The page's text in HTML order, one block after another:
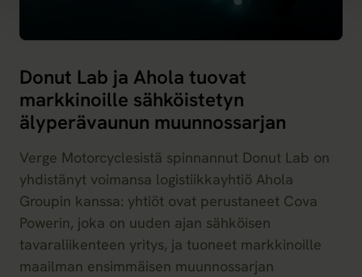
Donut Lab ja Ahola tuovat
markkinoille sähköistetyn
älyperävaunun muunnossarjan
Verge Motorcyclesistä spinnannut Donut Lab on
yhdistänyt voimansa logistiikkayhtiö Ahola
Groupin kanssa: yhtiöt ovat perustaneet Cova
Powerin, joka on uuden ajan sähköisen
tavaraliikenteen yritys, ja tuoneet markkinoille
maailman ensimmäisen muunnossarjan